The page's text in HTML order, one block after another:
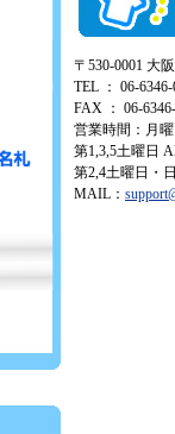
〒530-0001 大
TEL ： 06-6346-
FAX ： 06-
営業時間：月
第1,3,5土曜日
第2,4土曜日・
MAIL：